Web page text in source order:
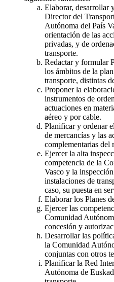
Elaborar, desarrollar
Director del
Autónoma del País
orientación de las
privadas, y de
transporte.
Redactar y formular
los ámbitos de la
transporte, distintas
Proponer la
instrumentos de
actuaciones en
aéreo y por cable.
Planificar y ordenar
de mercancías y las
complementarias del
Ejercer la alta
competencia de la
Vasco y la
instalaciones de
caso, su puesta en
Elaborar los Planes
Ejercer las
Comunidad
concesión y
Desarrollar las
la Comunidad
conjuntas con otros
Planificar la Red
Autónoma de